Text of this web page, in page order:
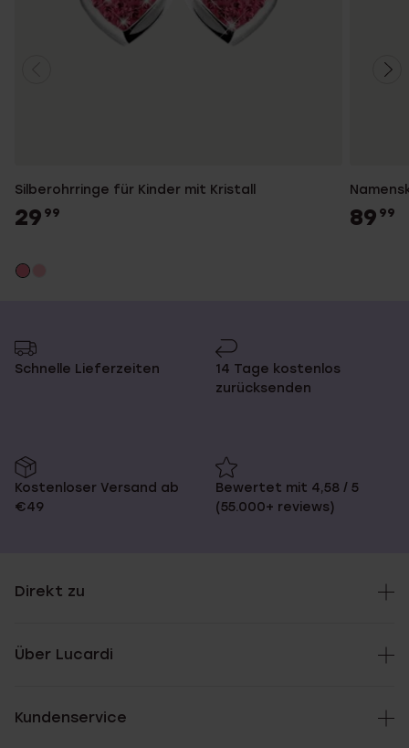
Silberohrringe für Kinder mit Kristall
29 99 89 99
Schnelle Lieferzeiten
14 Tage kostenlos
zurücksenden
Kostenloser Versand ab
€49
Bewertet mit 4,58 / 5
(55.000+ reviews)
Direkt zu
Über Lucardi
Kundenservice